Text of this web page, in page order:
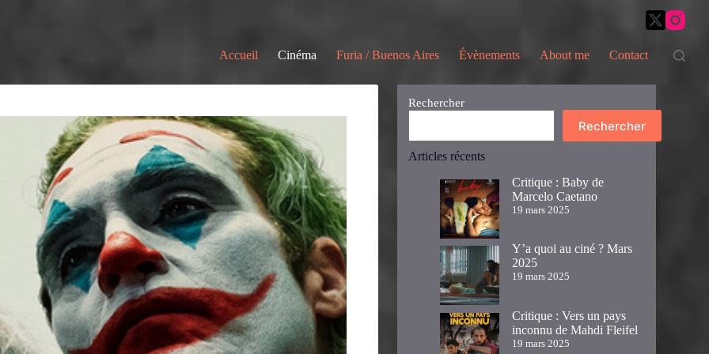
Accueil Cinéma Furia / Buenos Aires Évènements About me Contact
Rechercher
Rechercher
Articles récents
Critique : Baby de
Marcelo Caetano
19 mars 2025
Y’a quoi au ciné ? Mars
2025
19 mars 2025
Critique : Vers un pays
inconnu de Mahdi Fleifel
19 mars 2025